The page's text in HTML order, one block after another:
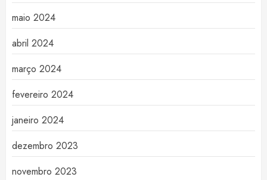
maio 2024
abril 2024
março 2024
fevereiro 2024
janeiro 2024
dezembro 2023
novembro 2023